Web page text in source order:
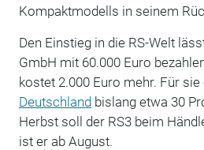
Kompaktmodells in seinem
Den Einstieg in die RS-Welt
GmbH mit 60.000 Euro
kostet 2.000 Euro mehr. Für
Deutschlandbislang etwa 30
Herbst soll der RS3 beim
ist er ab August.